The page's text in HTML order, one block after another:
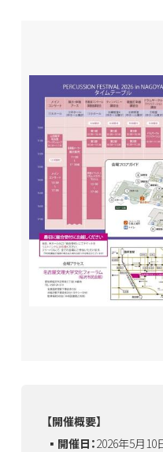
【開催概要】
▪️開催日：2026年5月10